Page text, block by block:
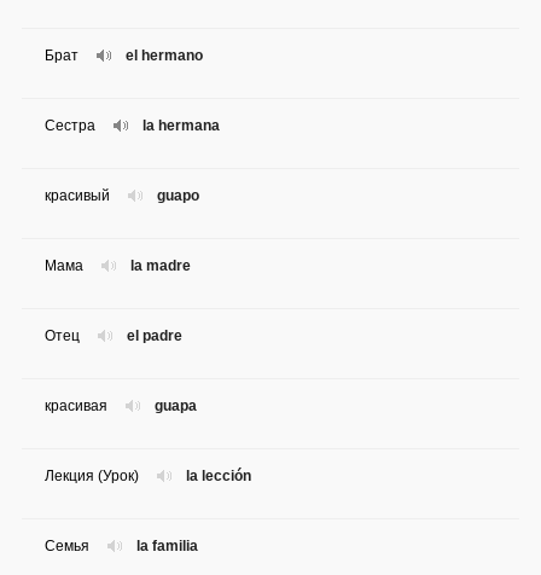
el hermano
Брат
la hermana
Сестра
guapo
красивый
la madre
Мама
el padre
Отец
guapa
красивая
la lección
Лекция (Урок)
la familia
Семья